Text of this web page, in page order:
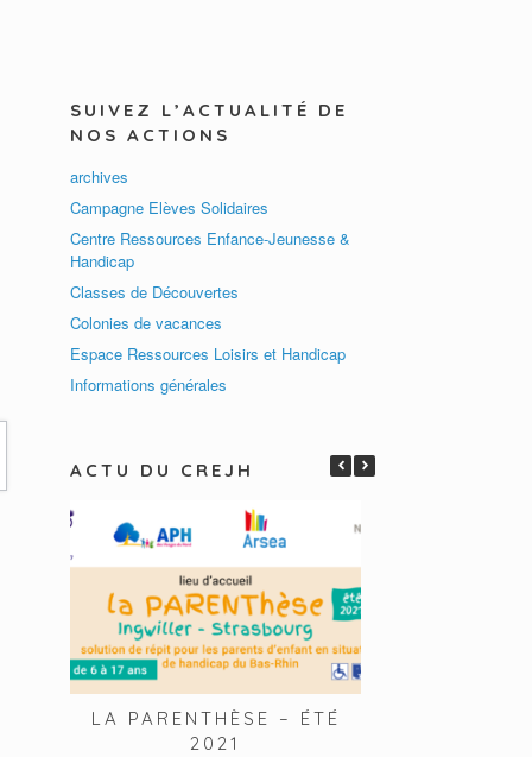
SUIVEZ L’ACTUALITÉ DE
NOS ACTIONS
archives
Campagne Elèves Solidaires
Centre Ressources Enfance-Jeunesse &
Handicap
Classes de Découvertes
Colonies de vacances
Espace Ressources Loisirs et Handicap
Informations générales
ACTU DU CREJH
LA PARENTHÈSE – ÉTÉ
2021